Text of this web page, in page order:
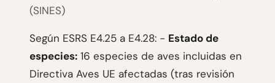
(SINES)
Según ESRS E4.25 a E4.28: - Estado de
especies: 16 especies de aves incluidas en
Directiva Aves UE afectadas (tras revisión